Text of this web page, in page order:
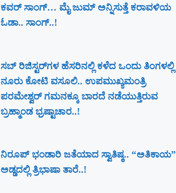
ಕವರ್ ಸಾಂಗ್… ಮೈ ಜುಮ್ ಅನ್ನಿಸುತ್ತೆ ಕರಾವಳಿಯ
ಓಡಾ.. ಸಾಂಗ್‌..!
ಸಬ್ ರಿಜಿಸ್ಟರ್​ಗಳ ಹೆಸರಿನಲ್ಲಿ ಕಳೆದ ಒಂದು ತಿಂಗಳಲ್ಲಿ
ನೂರು ಕೋಟಿ ವಸೂಲಿ.. ಉಪಮುಖ್ಯಮಂತ್ರಿ
ಪರಮೇಶ್ವರ್​ ಗಮನಕ್ಕೂ ಬಾರದೆ ನಡೆಯುತ್ತಿರುವ
ಬ್ರಹ್ಮಾಂಡ ಭ್ರಷ್ಟಾಚಾರ..!
ನಿರೂಪ್ ಭಂಡಾರಿ ಜತೆಯಾದ ಸ್ವಾತಿಷ್ಠ.. “ಅತಿಕಾಯ”
ಅಡ್ಡದಲ್ಲಿ ತ್ರಿಭಾಷಾ ತಾರೆ..!